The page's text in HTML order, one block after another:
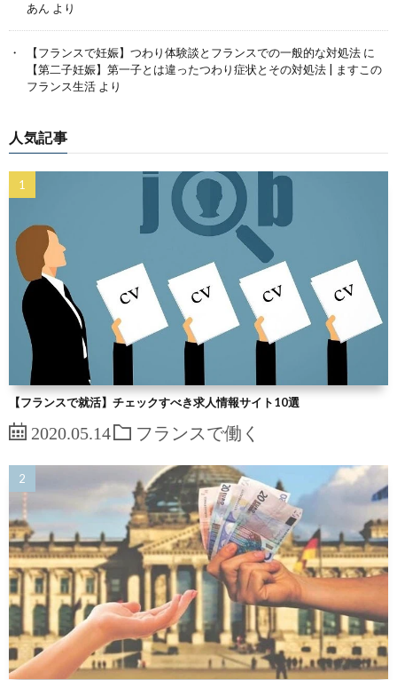
あん より
【フランスで妊娠】つわり体験談とフランスでの一般的な対処法 に
【第二子妊娠】第一子とは違ったつわり症状とその対処法 | ますこの
フランス生活 より
人気記事
【フランスで就活】チェックすべき求人情報サイト10選
2020.05.14 フランスで働く